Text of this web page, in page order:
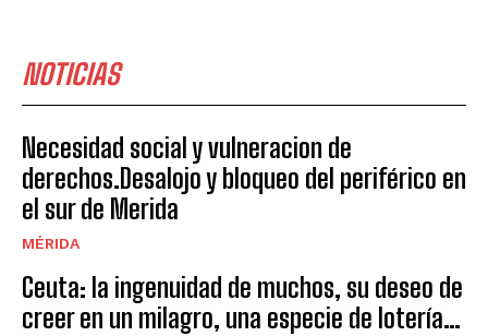
NOTICIAS
Necesidad social y vulneracion de
derechos.Desalojo y bloqueo del periférico en
el sur de Merida
MÉRIDA
Ceuta: la ingenuidad de muchos, su deseo de
creer en un milagro, una especie de lotería…